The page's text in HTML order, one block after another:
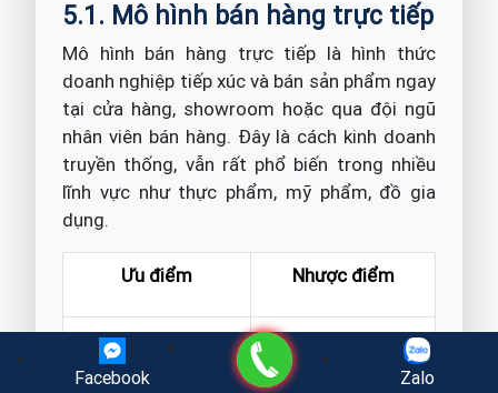
5.1. Mô hình bán hàng trực tiếp
Mô hình bán hàng trực tiếp là hình thức
doanh nghiệp tiếp xúc và bán sản phẩm ngay
tại cửa hàng, showroom hoặc qua đội ngũ
nhân viên bán hàng. Đây là cách kinh doanh
truyền thống, vẫn rất phổ biến trong nhiều
lĩnh vực như thực phẩm, mỹ phẩm, đồ gia
dụng.
Ưu điểm Nhược điểm
Tăng sự tin cậy:
Khách hàng
Chi phí cao:Đòi
hỏi mặt bằng,
Facebook
Gọi điện
Zalo